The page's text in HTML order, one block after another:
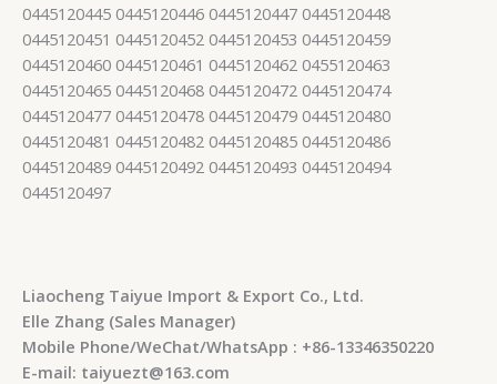
0445120445 0445120446 0445120447 0445120448
0445120451 0445120452 0445120453 0445120459
0445120460 0445120461 0445120462 0455120463
0445120465 0445120468 0445120472 0445120474
0445120477 0445120478 0445120479 0445120480
0445120481 0445120482 0445120485 0445120486
0445120489 0445120492 0445120493 0445120494
0445120497
Liaocheng Taiyue Import & Export Co., Ltd.
Elle Zhang (Sales Manager)
Mobile Phone/WeChat/WhatsApp : +86-13346350220
E-mail: taiyuezt@163.com